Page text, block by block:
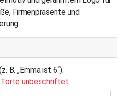
Firmenpräsente und
B. „Emma ist 6“).
Torte unbeschriftet.